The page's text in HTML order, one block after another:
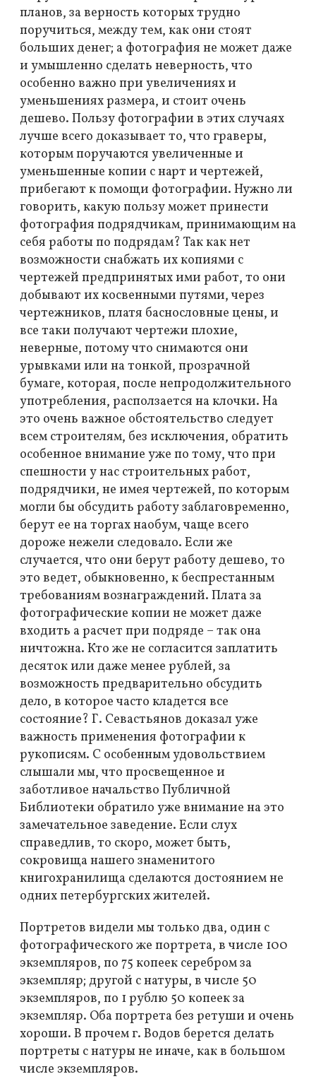
планов, за верность которых трудно
поручиться, между тем, как они стоят
больших денег; а фотография не может даже
и умышленно сделать неверность, что
особенно важно при увеличениях и
уменьшениях размера, и стоит очень
дешево. Пользу фотографии в этих случаях
лучше всего доказывает то, что граверы,
которым поручаются увеличенные и
уменьшенные копии с нарт и чертежей,
прибегают к помощи фотографии. Нужно ли
говорить, какую пользу может принести
фотография подрядчикам, принимающим на
себя работы по подрядам? Так как нет
возможности снабжать их копиями с
чертежей предпринятых ими работ, то они
добывают их косвенными путями, через
чертежников, платя баснословные цены, и
все таки получают чертежи плохие,
неверные, потому что снимаются они
урывками или на тонкой, прозрачной
бумаге, которая, после непродолжительного
употребления, расползается на клочки. На
это очень важное обстоятельство следует
всем строителям, без исключения, обратить
особенное внимание уже по тому, что при
спешности у нас строительных работ,
подрядчики, не имея чертежей, по которым
могли бы обсудить работу заблаговременно,
берут ее на торгах наобум, чаще всего
дороже нежели следовало. Если же
случается, что они берут работу дешево, то
это ведет, обыкновенно, к беспрестанным
требованиям вознаграждений. Плата за
фотографические копии не может даже
входить а расчет при подряде – так она
ничтожна. Кто же не согласится заплатить
десяток или даже менее рублей, за
возможность предварительно обсудить
дело, в которое часто кладется все
состояние? Г. Севастьянов доказал уже
важность применения фотографии к
рукописям. С особенным удовольствием
слышали мы, что просвещенное и
заботливое начальство Публичной
Библиотеки обратило уже внимание на это
замечательное заведение. Если слух
справедлив, то скоро, может быть,
сокровища нашего знаменитого
книгохранилища сделаются достоянием не
одних петербургских жителей.
Портретов видели мы только два, один с
фотографического же портрета, в числе 100
экземпляров, по 75 копеек серебром за
экземпляр; другой с натуры, в числе 50
экземпляров, по 1 рублю 50 копеек за
экземпляр. Оба портрета без ретуши и очень
хороши. В прочем г. Водов берется делать
портреты с натуры не иначе, как в большом
числе экземпляров.